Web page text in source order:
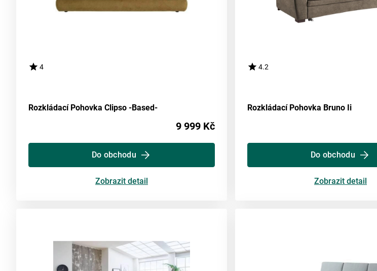
4
Rozkládací Pohovka Clipso -Based-
9 999 Kč
Do obchodu
Zobrazit detail
4.2
Rozkládací Pohovka Bruno Ii
Do obchodu
Zobrazit detail